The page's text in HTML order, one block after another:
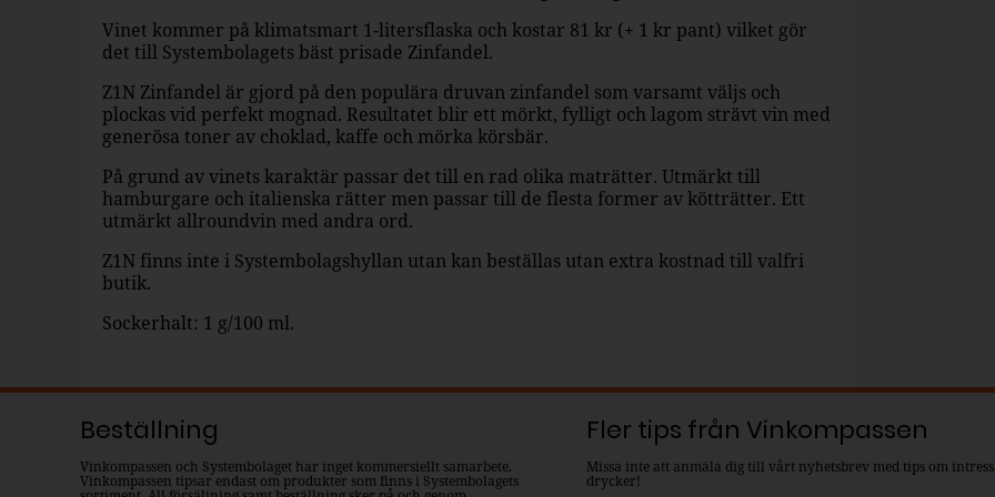
Vinet kommer på klimatsmart 1-litersflaska och kostar 81 kr (+ 1 kr pant) vilket gör
det till Systembolagets bäst prisade Zinfandel.
Z1N Zinfandel är gjord på den populära druvan zinfandel som varsamt väljs och
plockas vid perfekt mognad. Resultatet blir ett mörkt, fylligt och lagom strävt vin med
generösa toner av choklad, kaffe och mörka körsbär.
På grund av vinets karaktär passar det till en rad olika maträtter. Utmärkt till
hamburgare och italienska rätter men passar till de flesta former av kötträtter. Ett
utmärkt allroundvin med andra ord.
Z1N finns inte i Systembolagshyllan utan kan beställas utan extra kostnad till valfri
butik.
Sockerhalt: 1 g/100 ml.
Beställning
Vinkompassen och Systembolaget har inget kommersiellt samarbete.
Vinkompassen tipsar endast om produkter som finns i Systembolagets
Fler tips från Vinkompassen
Missa inte att anmäla dig till vårt nyhetsbrev med tips om
drycker!